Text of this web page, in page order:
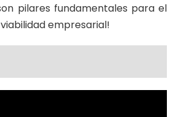
pilares fundamentales para el
empresarial!